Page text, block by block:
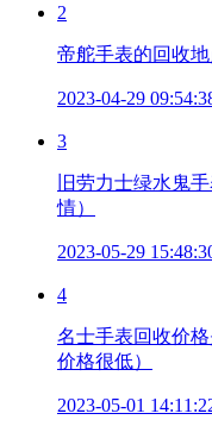
2
帝舵手表的回收
2023-04-29
3
旧劳力士绿水鬼
情）
2023-05-29
4
名士手表回收价
价格很低）
2023-05-01